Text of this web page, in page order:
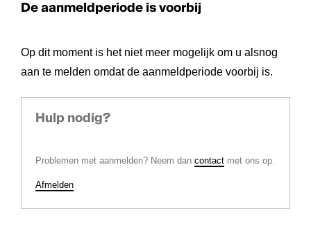
De aanmeldperiode is voorbij
Op dit moment is het niet meer mogelijk om u alsnog
aan te melden omdat de aanmeldperiode voorbij is.
Hulp nodig?
Problemen met aanmelden? Neem dancontact met ons op.
Afmelden